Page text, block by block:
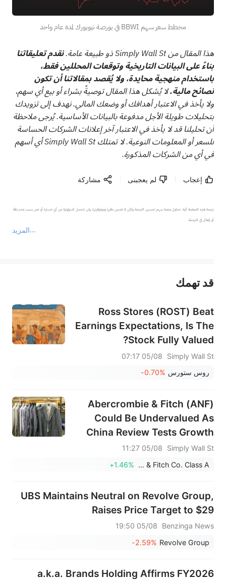
مخطط سعر سهم BBWI في بورصة نيويورك لمدة عام واحد
هذا المقال من Simply Wall St ذو طبيعة عامة.
نقدم تعليقاتنا
بناءً على البيانات التاريخية وتوقعات المحللين فقط،
باستخدام منهجية محايدة، ولا يُقصد بمقالاتنا أن تكون
نصائح مالية.لا يُشكل هذا المقال توصيةً بشراء أو بيع أي سهم،
ولا يأخذ في الاعتبار أهدافك أو وضعك المالي. نهدف إلى تزويدك
بتحليلات طويلة الأجل مدفوعة بالبيانات الأساسية. يُرجى ملاحظة
أن تحليلنا قد لا يأخذ في الاعتبار آخر إعلانات الشركات الحساسة
للسعر أو المعلومات النوعية. لا تمتلك Simply Wall St أي أسهم
في أي من الشركات المذكورة.
إعجاب لم يعجبنى مشاركة
المزيد
ترجمة هذه الصفحة آلية. تحاول منصة سهم تحسين الترجمة ولكن لا تضمن دقتها وموثوقيتها، ولن تتحمل المسؤولية عن أي خسارة أو ضرر بسبب عدم دقة
أو إغفال في الترجمة.
عند الضرورة، يرجى استشارة مستشار استثمار محترف. لا تقدم منصة سهم أي مشورة استثمارية، ولا تقدم أي التزامات أو ضمانات.
قد تهمك
Ross Stores (ROST) Beat
Earnings Expectations, Is The
Stock Fully Valued?
Simply Wall St
05/08 07:17
روس ستورس -0.70%
Abercrombie & Fitch (ANF)
Could Be Undervalued As
China Review Tests Growth
Plans
Simply Wall St
05/08 11:27
Abercrombie & Fitch Co. Class A
+1.46%
UBS Maintains Neutral on Revolve Group,
Raises Price Target to $29
Benzinga News
05/08 19:50
Revolve Group
-2.59%
a.k.a. Brands Holding Affirms FY2026